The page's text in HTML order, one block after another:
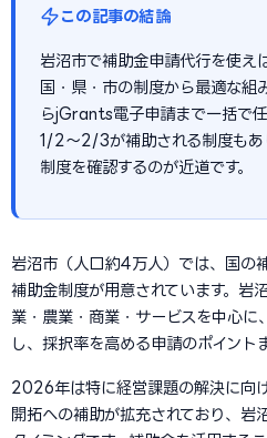
この記事の結論
岩沼市で補助金申請代行を使え
国・県・市の制度から最適な組
らjGrants電子申請まで一括で
1/2〜2/3が補助される制度もあ
制度を確認するのが近道です。
岩沼市（人口約4万人）では、国の
補助金制度が用意されています。岩
業・農業・商業・サービスを中心に
し、採択率を高める申請のポイント
2026年は特に経営課題の解決に向
開拓への補助が拡充されており、岩